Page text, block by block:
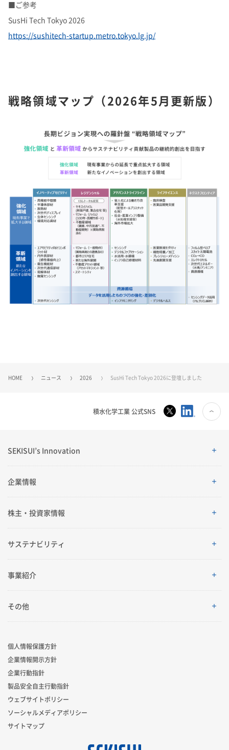
■ご参考
SusHi Tech Tokyo 2026
https://sushitech-startup.metro.tokyo.lg.jp/
戦略領域マップ（2026年5月更新版）
HOME ニュース 2026 SusHi Tech Tokyo 2026に登壇しました
積水化学工業 公式SNS
SEKISUI’s Innovation
SEKISUI’s Innovation
企業情報
企業情報
ご挨拶
グローバルネットワーク
R&D
スポーツ活動支援
株主・投資家情報
株主・投資家情報
経営情報
業績・財務・ESGデータ
株式・社債情報
個人投資家の皆様へ
サステナビリティ
サステナビリティ
トップメッセージ
サステナビリティ貢献製品
社外からの評価
サステナビリティレポート
サステナビリティに関するお問い合わせ
事業紹介
事業紹介
アドバンストライフライン
イノベーティブモビリティ
ライフサイエンス
採用情報
その他
ニュース
お問い合わせ
個人情報保護方針
企業情報開示方針
企業行動指針
製品安全自主行動指針
ウェブサイトポリシー
ソーシャルメディアポリシー
サイトマップ